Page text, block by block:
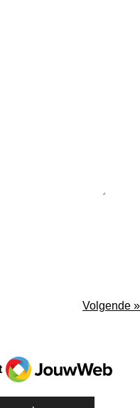
Volgende »
JouwWeb